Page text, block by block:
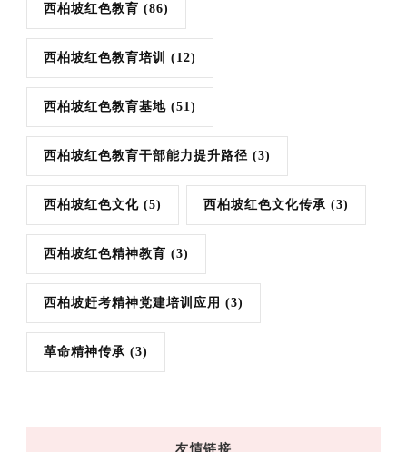
西柏坡红色教育 (86)
西柏坡红色教育培训 (12)
西柏坡红色教育基地 (51)
西柏坡红色教育干部能力提升路径 (3)
西柏坡红色文化 (5) 西柏坡红色文化传承 (3)
西柏坡红色精神教育 (3)
西柏坡赶考精神党建培训应用 (3)
革命精神传承 (3)
友情链接